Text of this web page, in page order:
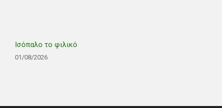
Ισόπαλο το φιλικό
01/08/2026